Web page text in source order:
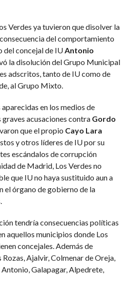
Verdes ya tuvieron que disolver la
del comportamiento
del concejal de IUAntonio
la disolución del Grupo Municipal
adscritos, tanto de IU como de
al Grupo Mixto.
en los medios de
acusaciones contra Gordo
que el propio Cayo Lara
y otros líderes de IU por su
escándalos de corrupción
de Madrid, Los Verdes no
que IU no haya sustituido aun a
el órgano de gobierno de la
tendría consecuencias políticas
aquellos municipios donde Los
concejales. Además de
Ajalvir, Colmenar de Oreja,
Antonio, Galapagar, Alpedrete,